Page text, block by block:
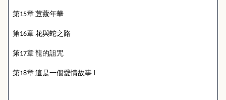
第15章荳蔻年華
第16章花與蛇之路
第17章龍的詛咒
第18章這是一個愛情故事